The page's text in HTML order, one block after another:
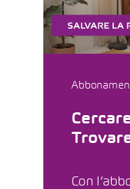
Con